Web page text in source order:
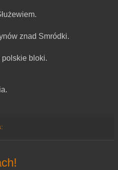
znad Smródki.
bloki.